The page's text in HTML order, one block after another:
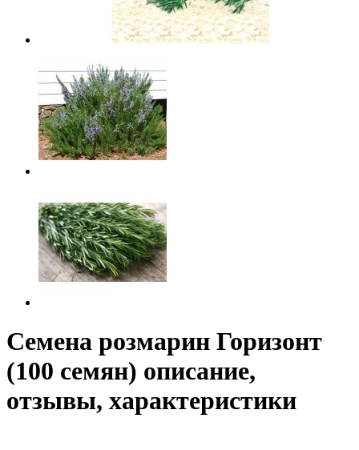
Семена розмарин Горизонт
(100 семян) описание,
отзывы, характеристики